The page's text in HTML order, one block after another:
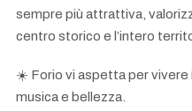
sempre più attrattiva,
centro storico e l’intero
☀️ Forio vi aspetta per vivere
musica e bellezza.